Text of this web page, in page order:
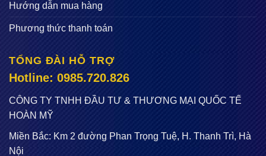
Hướng dẫn mua hàng
Phương thức thanh toán
TỔNG ĐÀI HỖ TRỢ
Hotline: 0985.720.826
CÔNG TY TNHH ĐẦU TƯ & THƯƠNG MẠI QUỐC TẾ
HOÀN MỸ
Miền Bắc: Km 2 đường Phan Trọng Tuệ, H. Thanh Trì, Hà
Nội